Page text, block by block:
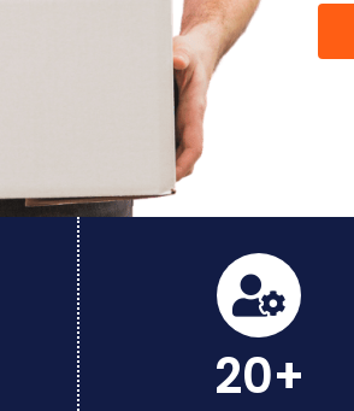
20+